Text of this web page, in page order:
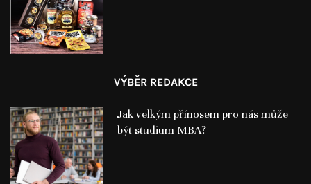
VÝBĚR REDAKCE
Jak velkým přínosem pro nás může
být studium MBA?